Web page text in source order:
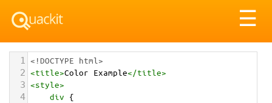
☰
1 <!DOCTYPE html>
2 <title>Color Example</title>
3 <style>
4 div {